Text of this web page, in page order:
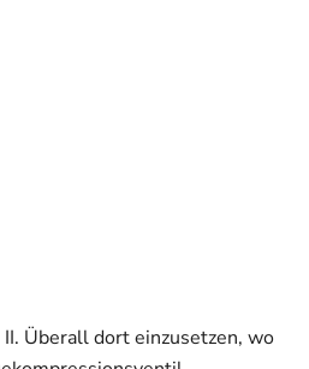
Überall dort einzusetzen, wo